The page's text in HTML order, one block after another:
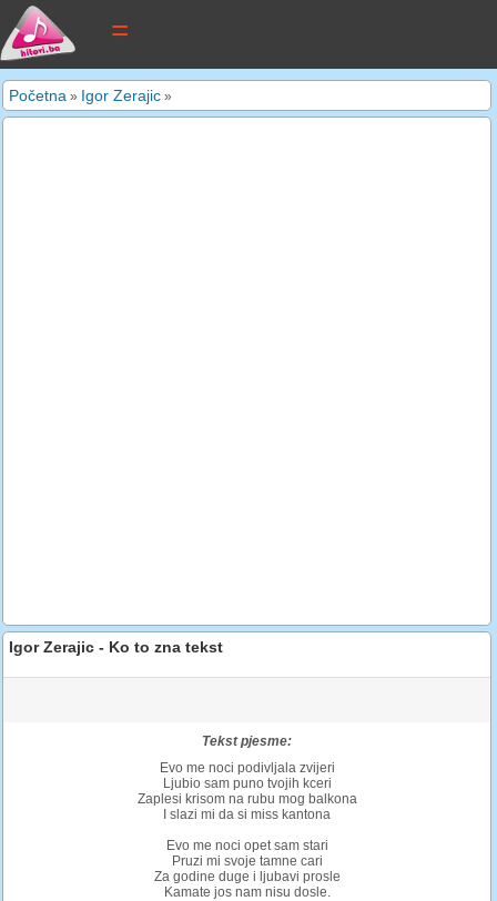
tekstovi pjesama
Početna » Igor Zerajic »
Igor Zerajic - Ko to zna tekst
Tekst pjesme:
Evo me noci podivljala zvijeri
Ljubio sam puno tvojih kceri
Zaplesi krisom na rubu mog balkona
I slazi mi da si miss kantona
Evo me noci opet sam stari
Pruzi mi svoje tamne cari
Za godine duge i ljubavi prosle
Kamate jos nam nisu dosle.